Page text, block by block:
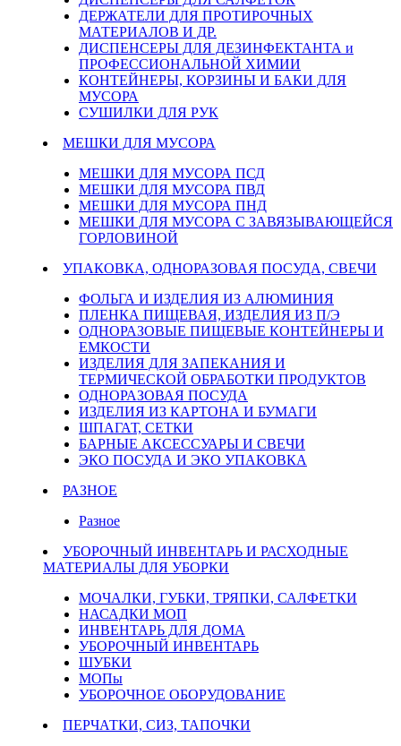
ДЕРЖАТЕЛИ ДЛЯ ПРОТИРОЧНЫХ
МАТЕРИАЛОВ И ДР.
ДИСПЕНСЕРЫ ДЛЯ ДЕЗИНФЕКТАНТА и
ПРОФЕССИОНАЛЬНОЙ ХИМИИ
КОНТЕЙНЕРЫ, КОРЗИНЫ И БАКИ ДЛЯ
МУСОРА
СУШИЛКИ ДЛЯ РУК
МЕШКИ ДЛЯ МУСОРА
МЕШКИ ДЛЯ МУСОРА ПСД
МЕШКИ ДЛЯ МУСОРА ПВД
МЕШКИ ДЛЯ МУСОРА ПНД
МЕШКИ ДЛЯ МУСОРА С ЗАВЯЗЫВАЮЩЕЙСЯ
ГОРЛОВИНОЙ
УПАКОВКА, ОДНОРАЗОВАЯ ПОСУДА, СВЕЧИ
ФОЛЬГА И ИЗДЕЛИЯ ИЗ АЛЮМИНИЯ
ПЛЕНКА ПИЩЕВАЯ, ИЗДЕЛИЯ ИЗ П/Э
ОДНОРАЗОВЫЕ ПИЩЕВЫЕ КОНТЕЙНЕРЫ И
ЕМКОСТИ
ИЗДЕЛИЯ ДЛЯ ЗАПЕКАНИЯ И
ТЕРМИЧЕСКОЙ ОБРАБОТКИ ПРОДУКТОВ
ОДНОРАЗОВАЯ ПОСУДА
ИЗДЕЛИЯ ИЗ КАРТОНА И БУМАГИ
ШПАГАТ, СЕТКИ
БАРНЫЕ АКСЕССУАРЫ И СВЕЧИ
ЭКО ПОСУДА И ЭКО УПАКОВКА
РАЗНОЕ
Разное
УБОРОЧНЫЙ ИНВЕНТАРЬ И РАСХОДНЫЕ
МАТЕРИАЛЫ ДЛЯ УБОРКИ
МОЧАЛКИ, ГУБКИ, ТРЯПКИ, САЛФЕТКИ
НАСАДКИ МОП
ИНВЕНТАРЬ ДЛЯ ДОМА
УБОРОЧНЫЙ ИНВЕНТАРЬ
ШУБКИ
МОПы
УБОРОЧНОЕ ОБОРУДОВАНИЕ
ПЕРЧАТКИ, СИЗ, ТАПОЧКИ